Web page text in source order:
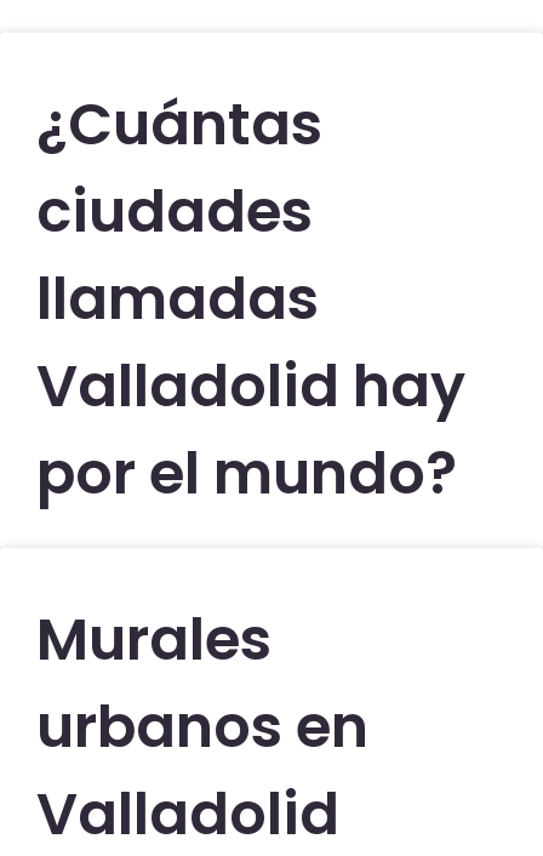
¿Cuántas
ciudades
llamadas
Valladolid hay
por el mundo?
Murales
urbanos en
Valladolid